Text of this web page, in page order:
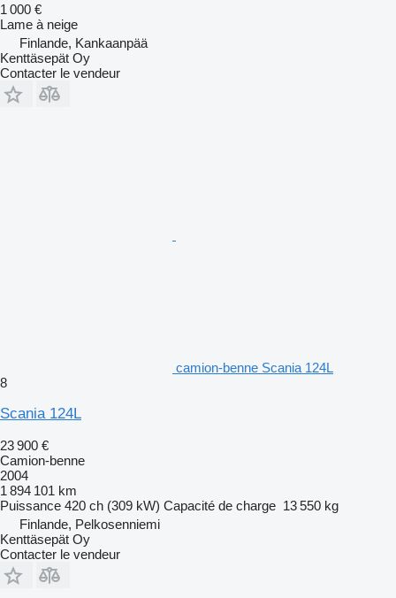
1 000 €
Lame à neige
Finlande, Kankaanpää
Kenttäsepät Oy
Contacter le vendeur
camion-benne Scania 124L
8
Scania 124L
23 900 €
Camion-benne
2004
1 894 101 km
Puissance 420 ch (309 kW) Capacité de charge 13 550 kg
Finlande, Pelkosenniemi
Kenttäsepät Oy
Contacter le vendeur